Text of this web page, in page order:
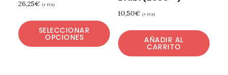
26,25€ (+ IVA)
SELECCIONAR
OPCIONES
10,50€ (+ IVA)
AÑADIR AL
CARRITO